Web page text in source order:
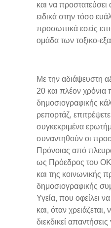
και να
ειδικά στην τόσο
προσωπικά εσείς
ομάδα των τοξικο-
Με την αδιάψευστη
20 και πλέον
δημοσιογραφικής
ρεπορτάζ,
συγκεκριμένα
συναντηθούν οι
Πρόνοιας από
ως Πρόεδρος του
και της κοινωνικής
δημοσιογραφικής
Υγεία, που οφείλει
και, όταν
διεκδικεί